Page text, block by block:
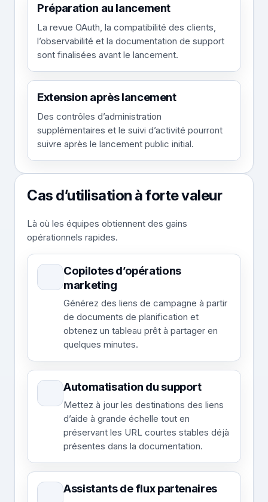
Préparation au lancement
La revue OAuth, la compatibilité des clients,
l’observabilité et la documentation de support
sont finalisées avant le lancement.
Extension après lancement
Des contrôles d’administration
supplémentaires et le suivi d’activité pourront
suivre après le lancement public initial.
Cas d’utilisation à forte valeur
Là où les équipes obtiennent des gains
opérationnels rapides.
Copilotes d’opérations
marketing
Générez des liens de campagne à partir
de documents de planification et
obtenez un tableau prêt à partager en
quelques minutes.
Automatisation du support
Mettez à jour les destinations des liens
d’aide à grande échelle tout en
préservant les URL courtes stables déjà
présentes dans la documentation.
Assistants de flux partenaires